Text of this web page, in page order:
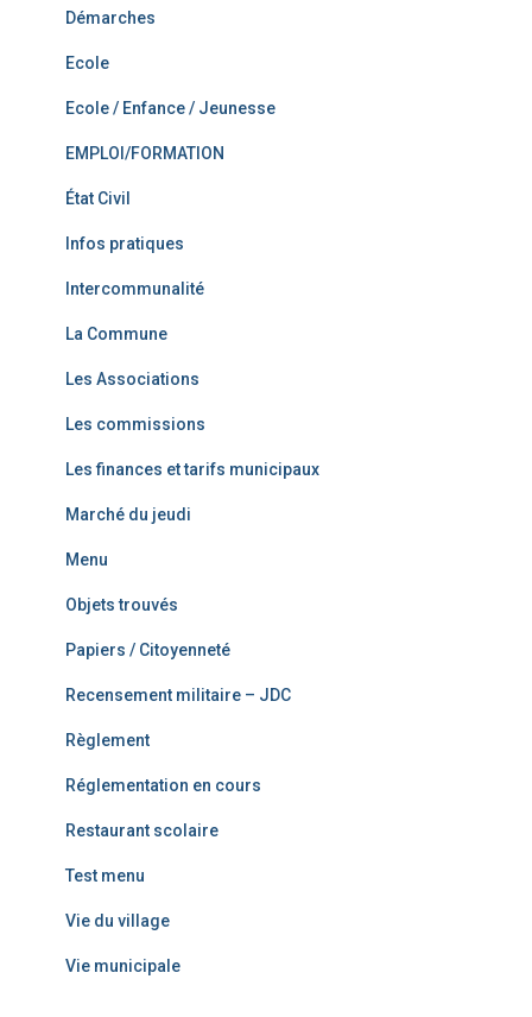
Démarches
Ecole
Ecole / Enfance / Jeunesse
EMPLOI/FORMATION
État Civil
Infos pratiques
Intercommunalité
La Commune
Les Associations
Les commissions
Les finances et tarifs municipaux
Marché du jeudi
Menu
Objets trouvés
Papiers / Citoyenneté
Recensement militaire – JDC
Règlement
Réglementation en cours
Restaurant scolaire
Test menu
Vie du village
Vie municipale